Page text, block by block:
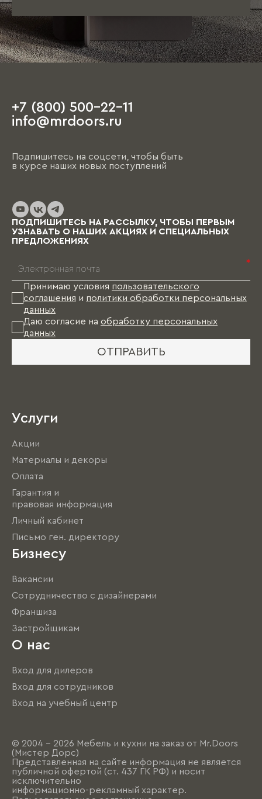
+7 (800) 500-22-11
info@mrdoors.ru
Подпишитесь на соцсети, чтобы быть
в курсе наших новых поступлений
ПОДПИШИТЕСЬ НА РАССЫЛКУ, ЧТОБЫ ПЕРВЫМ
УЗНАВАТЬ О НАШИХ АКЦИЯХ И СПЕЦИАЛЬНЫХ
ПРЕДЛОЖЕНИЯХ
*
Принимаю условия пользовательского
соглашения и политики обработки персональных
данных
Даю согласие на обработку персональных
данных
ОТПРАВИТЬ
Услуги
Акции
Материалы и декоры
Оплата
Гарантия и
правовая информация
Личный кабинет
Письмо ген. директору
Бизнесу
Вакансии
Сотрудничество с дизайнерами
Франшиза
Застройщикам
О нас
Вход для дилеров
Вход для сотрудников
Вход на учебный центр
© 2004 - 2026 Мебель и кухни на заказ от Mr.Doors
(Мистер Дорс)
Представленная на сайте информация не является
публичной офертой (ст. 437 ГК РФ) и носит
исключительно
информационно-рекламный характер.